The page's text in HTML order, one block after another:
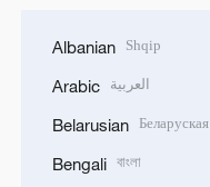
Albanian Shqip
Arabic العربية
Belarusian Беларуская
Bengali বাংলা